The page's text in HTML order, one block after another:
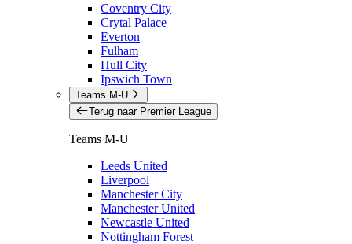
Coventry City
Crytal Palace
Everton
Fulham
Hull City
Ipswich Town
Teams M-U
Terug naar Premier League
Teams M-U
Leeds United
Liverpool
Manchester City
Manchester United
Newcastle United
Nottingham Forest